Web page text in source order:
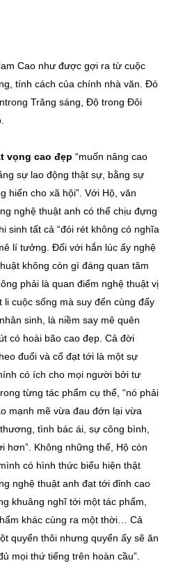
Cao như được gợi ra từ cuộc
tính cách của chính nhà văn. Đó
Trăng sáng, Độ trong Đôi
vọng cao đẹp“muốn nâng cao
sự lao động thật sự, bằng sự
hiến cho xã hội”. Với Hộ, văn
nghệ thuật anh có thể chịu đựng
sinh tất cả “đói rét không có nghĩa
lí tưởng. Đối với hắn lúc ấy nghệ
không còn gì đáng quan tâm
phải là quan điểm nghệ thuật vị
li cuộc sống mà suy đến cùng đấy
sinh, là niềm say mê quên
có hoài bão cao đẹp. Cả đời
đuổi và cố đạt tới là một sự
có ích cho mọi người bởi tư
từng tác phẩm cụ thể, “nó phải
mạnh mẽ vừa đau đớn lại vừa
tình bác ái, sự công bình,
hơn”. Không những thế, Hộ còn
có hình thức biểu hiện thật
nghệ thuật anh đạt tới đỉnh cao
khuâng nghĩ tới một tác phẩm,
khác cùng ra một thời… Cả
quyển thôi nhưng quyển ấy sẽ ăn
mọi thứ tiếng trên hoàn cầu”.